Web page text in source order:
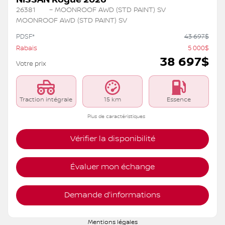
26381
– MOONROOF AWD (STD PAINT) SV
MOONROOF AWD (STD PAINT) SV
PDSF*
43 697$
Rabais
5 000$
Votre prix
38 697$
Traction intégrale 15 km Essence
Plus de caractéristiques
Vérifier la disponibilité
Évaluer mon échange
Demande d'informations
Mentions légales